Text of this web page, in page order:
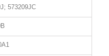
573209JC